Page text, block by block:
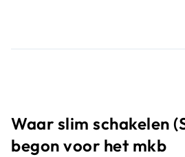
Waar slim schakelen
begon voor het mkb